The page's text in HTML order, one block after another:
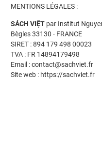
MENTIONS LÉGALES :
SÁCH VIỆT par Institut
Bègles 33130 - FRANCE
SIRET : 894 179 498 00023
TVA : FR 14894179498
Email : contact@sachviet.fr
Site web : https://sachviet.fr